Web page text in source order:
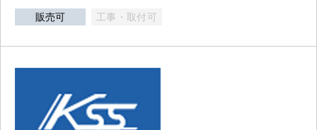
販売可 工事・取付可